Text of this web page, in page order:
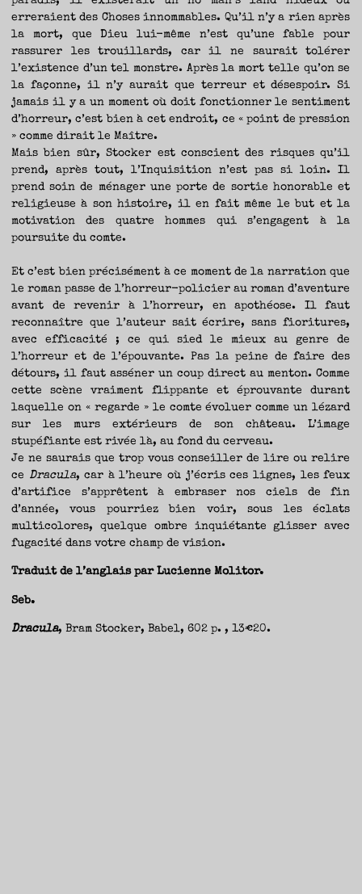
erreraient des Choses innommables. Qu’il n’y a rien après
la mort, que Dieu lui-même n’est qu’une fable pour
rassurer les trouillards, car il ne saurait tolérer
l’existence d’un tel monstre. Après la mort telle qu’on se
la façonne, il n’y aurait que terreur et désespoir. Si
jamais il y a un moment où doit fonctionner le sentiment
d’horreur, c’est bien à cet endroit, ce « point de pression
» comme dirait le Maître.
Mais bien sûr, Stocker est conscient des risques qu’il
prend, après tout, l’Inquisition n’est pas si loin. Il
prend soin de ménager une porte de sortie honorable et
religieuse à son histoire, il en fait même le but et la
motivation des quatre hommes qui s’engagent à la
poursuite du comte.
Et c’est bien précisément à ce moment de la narration que
le roman passe de l’horreur-policier au roman d’aventure
avant de revenir à l’horreur, en apothéose. Il faut
reconnaître que l’auteur sait écrire, sans fioritures,
avec efficacité ; ce qui sied le mieux au genre de
l’horreur et de l’épouvante. Pas la peine de faire des
détours, il faut asséner un coup direct au menton. Comme
cette scène vraiment flippante et éprouvante durant
laquelle on « regarde » le comte évoluer comme un lézard
sur les murs extérieurs de son château. L’image
stupéfiante est rivée là, au fond du cerveau.
Je ne saurais que trop vous conseiller de lire ou relire
ce Dracula, car à l’heure où j’écris ces lignes, les feux
d’artifice s’apprêtent à embraser nos ciels de fin
d’année, vous pourriez bien voir, sous les éclats
multicolores, quelque ombre inquiétante glisser avec
fugacité dans votre champ de vision.
Traduit de l’anglais par Lucienne Molitor.
Seb.
Dracula, Bram Stocker, Babel, 602 p. , 13€20.